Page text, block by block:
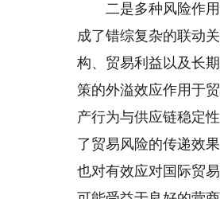
二是多种风险作用
成了错综复杂的联动
构、贸易利益以及长
策的外溢效应作用于
产行为与供应链稳定
了贸易风险的传递效
也对有效应对国际贸